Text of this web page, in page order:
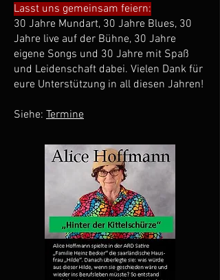
Lasst uns gemeinsam feiern:
30 Jahre Mundart, 30 Jahre Blues, 30
Jahre live auf der Bühne, 30 Jahre
eigene Songs und 30 Jahre mit Spaß
und Leidenschaft dabei. Vielen Dank für
eure Unterstützung in all diesen Jahren!
Siehe: Termine